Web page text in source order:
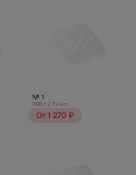
№ 1
765 г / 24 шт
От 1 270 ₽